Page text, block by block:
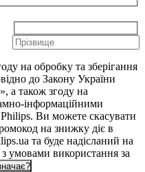
на обробку та зберігання
до Закону України
а також згоду на
інформаційними
Ви можете скасувати
на знижку діє в
та буде надісланий на
умовами використання за